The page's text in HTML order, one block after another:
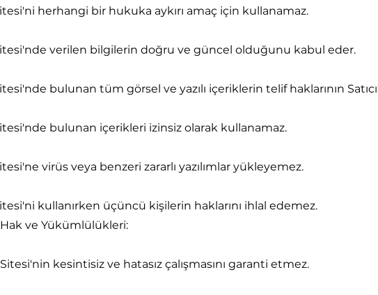
herhangi bir hukuka aykırı amaç için kullanamaz.
verilen bilgilerin doğru ve güncel olduğunu kabul eder.
bulunan tüm görsel ve yazılı içeriklerin telif haklarının
bulunan içerikleri izinsiz olarak kullanamaz.
virüs veya benzeri zararlı yazılımlar yükleyemez.
kullanırken üçüncü kişilerin haklarını ihlal edemez.
Hak ve Yükümlülükleri:
Sitesi'nin kesintisiz ve hatasız çalışmasını garanti etmez.